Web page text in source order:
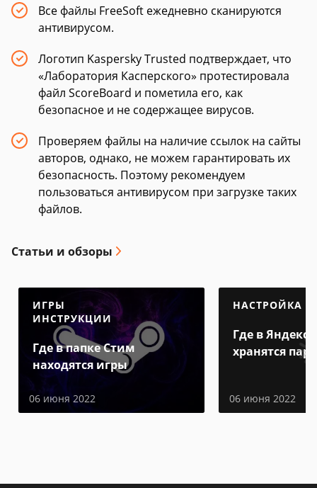
Все файлы FreeSoft ежедневно сканируются
антивирусом.
Логотип Kaspersky Trusted подтверждает, что
«Лаборатория Касперского» протестировала
файл ScoreBoard и пометила его, как
безопасное и не содержащее вирусов.
Проверяем файлы на наличие ссылок на сайты
авторов, однако, не можем гарантировать их
безопасность. Поэтому рекомендуем
пользоваться антивирусом при загрузке таких
файлов.
Статьи и обзоры
ИГРЫ
ИНСТРУКЦИИ
Где в папке Стим
находятся игры
06 июня 2022
НАСТРОЙКА
Где в Яндекс
хранятся
06 июня 2022